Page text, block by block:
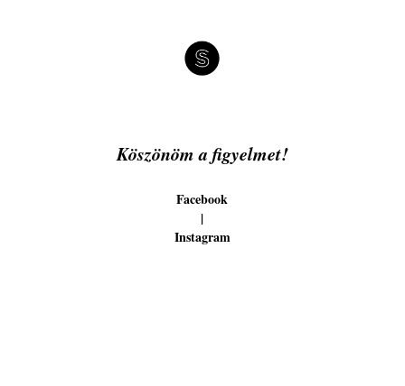
Köszönöm a ﬁgyelmet!
Facebook
|
Instagram